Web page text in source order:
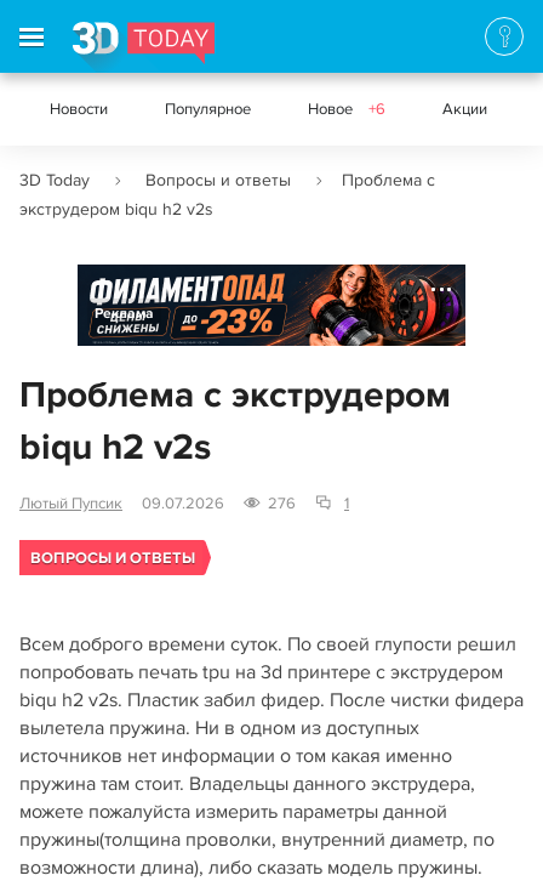
Новости Популярное Новое +6 Акции
3D Today Вопросы и ответы
Проблема с
экструдером biqu h2 v2s
Реклама
Проблема с экструдером
biqu h2 v2s
Лютый Пупсик 09.07.2026 276 1
ВОПРОСЫ И ОТВЕТЫ
Всем доброго времени суток. По своей глупости решил
попробовать печать tpu на 3d принтере с экструдером
biqu h2 v2s. Пластик забил фидер. После чистки фидера
вылетела пружина. Ни в одном из доступных
источников нет информации о том какая именно
пружина там стоит. Владельцы данного экструдера,
можете пожалуйста измерить параметры данной
пружины(толщина проволки, внутренний диаметр, по
возможности длина), либо сказать модель пружины.